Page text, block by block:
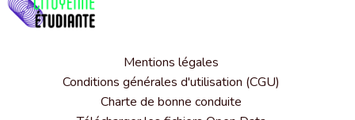
Mentions légales
Conditions générales d'utilisation (CGU)
Charte de bonne conduite